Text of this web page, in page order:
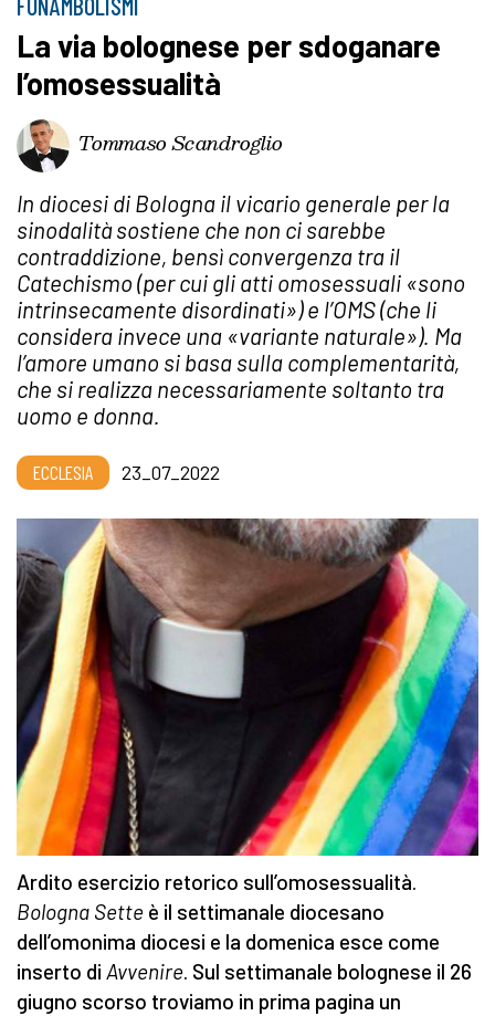
La via bolognese per sdoganare
l’omosessualità
Tommaso Scandroglio
In diocesi di Bologna il vicario generale per la
sinodalità sostiene che non ci sarebbe
contraddizione, bensì convergenza tra il
Catechismo (per cui gli atti omosessuali «sono
intrinsecamente disordinati») e l’OMS (che li
considera invece una «variante naturale»). Ma
l’amore umano si basa sulla complementarità,
che si realizza necessariamente soltanto tra
uomo e donna.
ECCLESIA 23_07_2022
Ardito esercizio retorico sull’omosessualità.
Bologna Sette è il settimanale diocesano
dell’omonima diocesi e la domenica esce come
inserto di Avvenire. Sul settimanale bolognese il 26
giugno scorso troviamo in prima pagina un